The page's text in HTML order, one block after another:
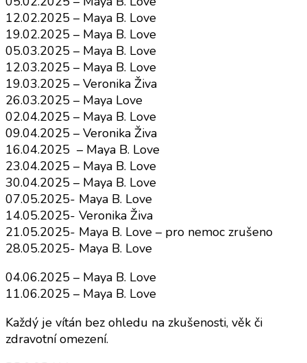
12.02.2025 – Maya B. Love
19.02.2025 – Maya B. Love
05.03.2025 – Maya B. Love
12.03.2025 – Maya B. Love
19.03.2025 – Veronika Živa
26.03.2025 – Maya Love
02.04.2025 – Maya B. Love
09.04.2025 – Veronika Živa
16.04.2025 – Maya B. Love
23.04.2025 – Maya B. Love
30.04.2025 – Maya B. Love
07.05.2025- Maya B. Love
14.05.2025- Veronika Živa
21.05.2025- Maya B. Love – pro nemoc zrušeno
28.05.2025- Maya B. Love
04.06.2025 – Maya B. Love
11.06.2025 – Maya B. Love
Každý je vítán bez ohledu na zkušenosti, věk či
zdravotní omezení.